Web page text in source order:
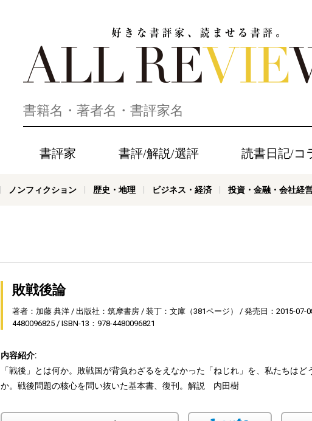
書評家 書評/解説/選評 読書日記/コ
ノンフィクション 歴史・地理 ビジネス・経済 投資・金融・会社経
敗戦後論
著者：加藤 典洋 出版社：筑摩書房 装丁：文庫（381ページ） 発売日：2015-07-
4480096825
ISBN-13：978-4480096821
内容紹介:
「戦後」とは何か。敗戦国が背負わざるをえなかった「ねじれ」を、私たちはど
か。戦後問題の核心を問い抜いた基本書、復刊。解説 内田樹